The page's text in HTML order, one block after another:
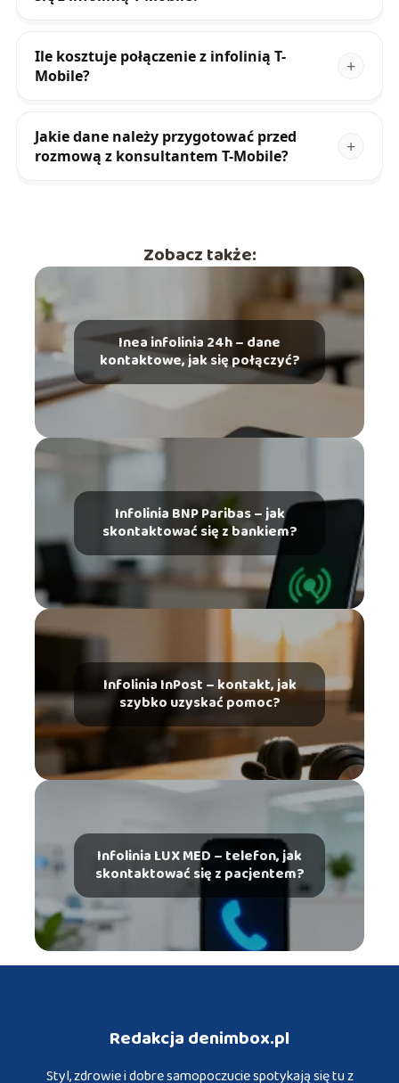
Ile kosztuje połączenie z infolinią T-
Mobile?
Jakie dane należy przygotować przed
rozmową z konsultantem T-Mobile?
Zobacz także:
Inea infolinia 24h – dane
kontaktowe, jak się połączyć?
Infolinia BNP Paribas – jak
skontaktować się z bankiem?
Infolinia InPost – kontakt, jak
szybko uzyskać pomoc?
Infolinia LUX MED – telefon, jak
skontaktować się z pacjentem?
Redakcja denimbox.pl
Styl, zdrowie i dobre samopoczucie spotykają się tu z